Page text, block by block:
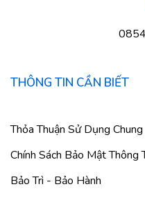
THÔNG TIN CẦN BIẾT
Thỏa Thuận Sử Dụng Chung
Chính Sách Bảo Mật Thông
Bảo Trì - Bảo Hành